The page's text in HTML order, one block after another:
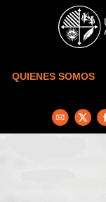
Skip to main content
QUIENES SOMOS